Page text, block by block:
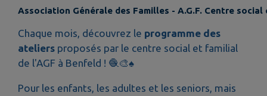
Association Générale des Familles - A.G.F. Centre social
Chaque mois, découvrez le programme des
ateliers proposés par le centre social et familial
de l'AGF à Benfeld ! 🧶🎨♠️
Pour les enfants, les adultes et les seniors, mais